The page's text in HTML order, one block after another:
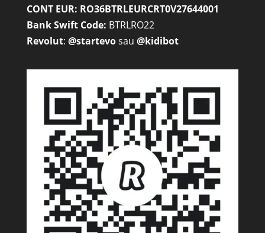
Bank Swift Code:BTRLRO22
Revolut:@startevosau@kidibot